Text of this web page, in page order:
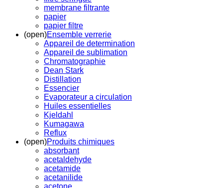
membrane filtrante
papier
papier filtre
(open)Ensemble verrerie
Appareil de determination
Appareil de sublimation
Chromatographie
Dean Stark
Distillation
Essencier
Evaporateur a circulation
Huiles essentielles
Kjeldahl
Kumagawa
Reflux
(open)Produits chimiques
absorbant
acetaldehyde
acetamide
acetanilide
acetone